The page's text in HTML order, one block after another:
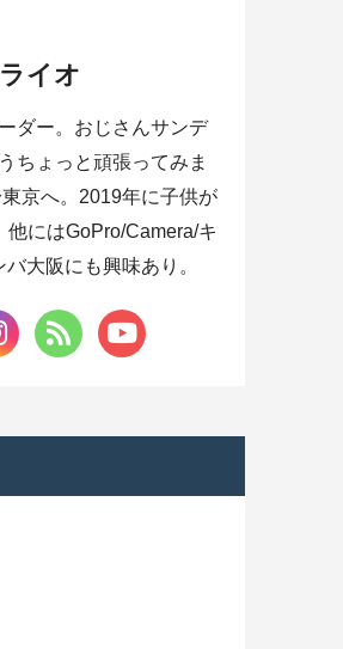
イオ
ダー。おじさんサンデ
ちょっと頑張ってみま
京へ。2019年に子供が
にはGoPro/Camera/キ
大阪にも興味あり。